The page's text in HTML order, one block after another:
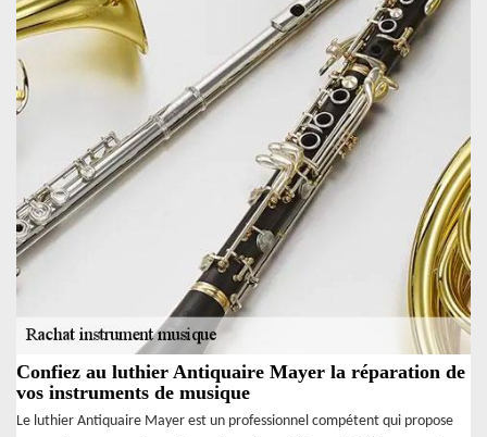
Confiez au luthier Antiquaire Mayer la réparation de
vos instruments de musique
Le luthier Antiquaire Mayer est un professionnel compétent qui propose